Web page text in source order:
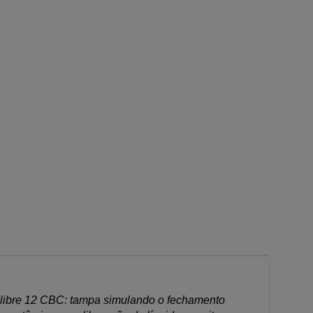
12 CBC: tampa simulando o fechamento